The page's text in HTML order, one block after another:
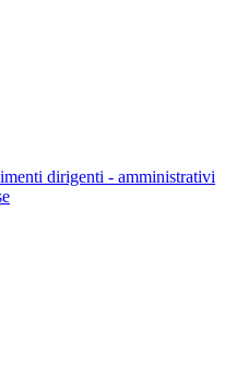
dirigenti - amministrativi